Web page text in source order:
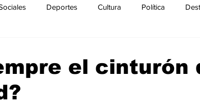
Deportes Cultura Política
San Lorenzo
el cinturón